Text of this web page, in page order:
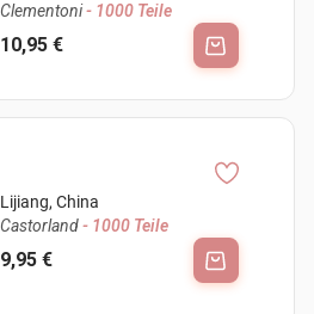
Clementoni- 1000 Teile
10,95 €
Lijiang, China
Castorland- 1000 Teile
9,95 €